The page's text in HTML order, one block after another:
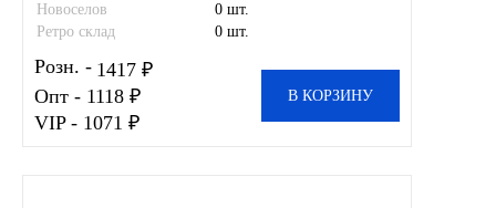
Специальные жидкости
Автосмазки
Новоселов
0 шт.
Ретро склад
0 шт.
Розн. - 1417 ₽
Опт - 1118 ₽
VIP - 1071 ₽
В КОРЗИНУ